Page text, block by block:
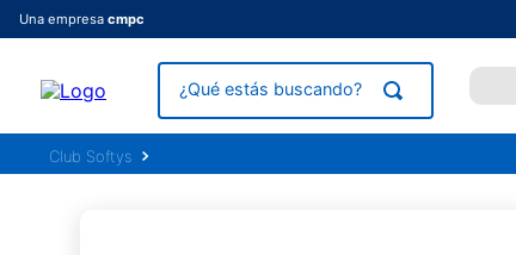
Una empresa cmpc